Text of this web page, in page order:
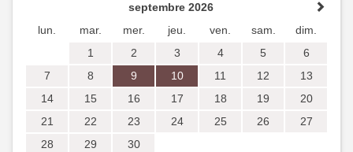
septembre 2026
lun.
mar. mer. jeu. ven. sam.
dim.
1
2 3 4 5
6
7
8 9 10 11 12
13
14
15 16 17 18 19
20
21
22 23 24 25 26
27
28
29 30